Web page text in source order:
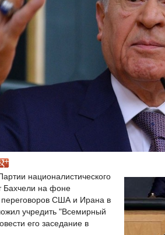
националистического
Бахчели на фоне
переговоров США и Ирана в
учредить "Всемирный
его заседание в